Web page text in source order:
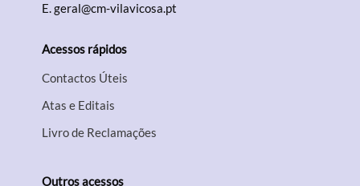
E.geral@cm-vilavicosa.pt
Acessos rápidos
Contactos Úteis
Atas e Editais
Livro de Reclamações
Outros acessos